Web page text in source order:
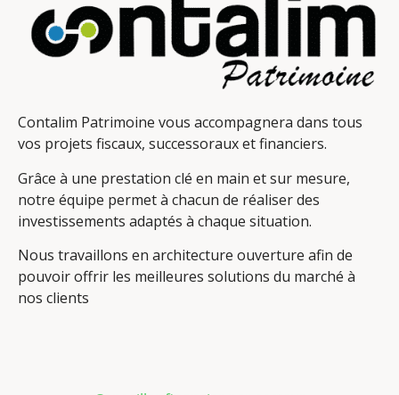
Contalim Patrimoine vous accompagnera dans tous
vos projets fiscaux, successoraux et financiers.
Grâce à une prestation clé en main et sur mesure,
notre équipe permet à chacun de réaliser des
investissements adaptés à chaque situation.
Nous travaillons en architecture ouverture afin de
pouvoir offrir les meilleures solutions du marché à
nos clients